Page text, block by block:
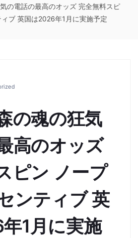
の電話の最高のオッズ 完全無料スピ
ブ 英国は2026年1月に実施予定
の魂の狂気
高のオッズ
ピン ノープ
ンティブ 英
1月に実施